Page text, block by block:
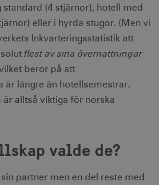
(4 stjärnor), hotell med
eller i hyrda stugor. (Men vi
Inkvarteringsstatistik att
flest av sina övernattningar
beror på att
är längre än hotellsemestrar.
alltså viktiga för norska
valde de?
partner men en del reste med
corporate.visitsweden.com
Cloudflare Inc.
.vimeo.com
månad